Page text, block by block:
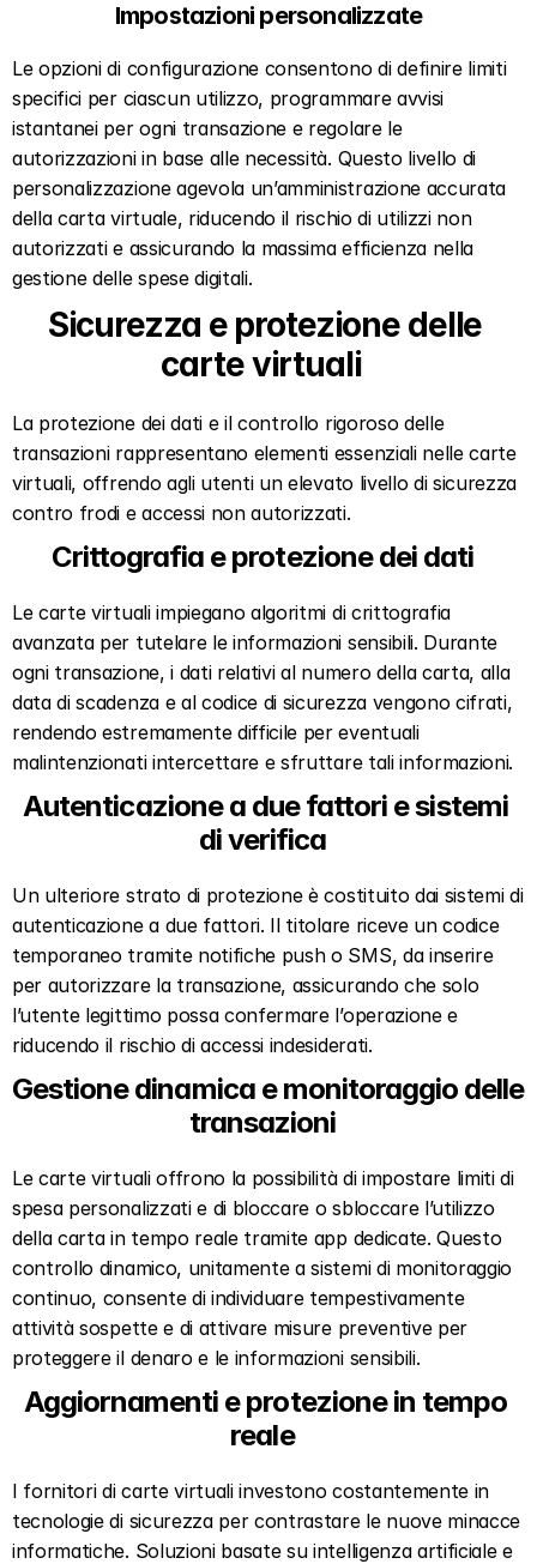
Impostazioni personalizzate
Le opzioni di configurazione consentono di definire limiti
specifici per ciascun utilizzo, programmare avvisi
istantanei per ogni transazione e regolare le
autorizzazioni in base alle necessità. Questo livello di
personalizzazione agevola un’amministrazione accurata
della carta virtuale, riducendo il rischio di utilizzi non
autorizzati e assicurando la massima efficienza nella
gestione delle spese digitali.
Sicurezza e protezione delle
carte virtuali
La protezione dei dati e il controllo rigoroso delle
transazioni rappresentano elementi essenziali nelle carte
virtuali, offrendo agli utenti un elevato livello di sicurezza
contro frodi e accessi non autorizzati.
Crittografia e protezione dei dati
Le carte virtuali impiegano algoritmi di crittografia
avanzata per tutelare le informazioni sensibili. Durante
ogni transazione, i dati relativi al numero della carta, alla
data di scadenza e al codice di sicurezza vengono cifrati,
rendendo estremamente difficile per eventuali
malintenzionati intercettare e sfruttare tali informazioni.
Autenticazione a due fattori e sistemi
di verifica
Un ulteriore strato di protezione è costituito dai sistemi di
autenticazione a due fattori. Il titolare riceve un codice
temporaneo tramite notifiche push o SMS, da inserire
per autorizzare la transazione, assicurando che solo
l’utente legittimo possa confermare l’operazione e
riducendo il rischio di accessi indesiderati.
Gestione dinamica e monitoraggio delle
transazioni
Le carte virtuali offrono la possibilità di impostare limiti di
spesa personalizzati e di bloccare o sbloccare l’utilizzo
della carta in tempo reale tramite app dedicate. Questo
controllo dinamico, unitamente a sistemi di monitoraggio
continuo, consente di individuare tempestivamente
attività sospette e di attivare misure preventive per
proteggere il denaro e le informazioni sensibili.
Aggiornamenti e protezione in tempo
reale
I fornitori di carte virtuali investono costantemente in
tecnologie di sicurezza per contrastare le nuove minacce
informatiche. Soluzioni basate su intelligenza artificiale e